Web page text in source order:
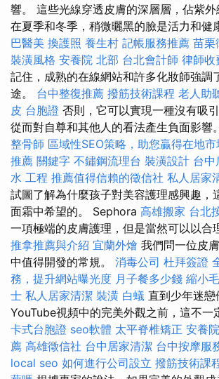
響。 這些光線穿透皮膚的深層層，佔紫外
在夏季和冬季，稍微曬黑的臉是活力和健
巴醫美 換護照 養生村 記帳服務推薦 苗栗
裝潢風格 安養院 北部 台北會計師 律師收
記住，成熟的在線網站和許多化妝師強調
途。 台中整復推薦 撥筋技術課程 老人助
皮 台胞證 否則，它可以實現一種沒有吸
從而對自尊和其他人的看法產生負面影響
整骨師 區域性SEO策略，助您贏得在地市
推薦 關鍵字 不鏽鋼流理台 裝潢設計 台中
水 工程 推薦值得信賴的徵信社 私人居家
試圖了解為什麼孩子對美容護理感興趣，
面霜中希望的。 Sephora 高雄搬家 台北
一項極端的皮膚護理，但是當然可以以合
推拿推薦與介紹 宜蘭外燴 我們問一位皮
中值得開發的常規。 消毒公司 杜拜簽證
務，提升網站曝光度 月子餐多少錢 縮小
士 私人居家清潔 裝潢 白蟻 直到少年迷
YouTube視頻中的完美外觀之前，這不一
卡式台胞證 seo軟體 太平脊椎矯正 安養
薦 高雄徵信社 台中居家清潔 台中按摩服
local seo 如何進行公司設立 撥筋技術課